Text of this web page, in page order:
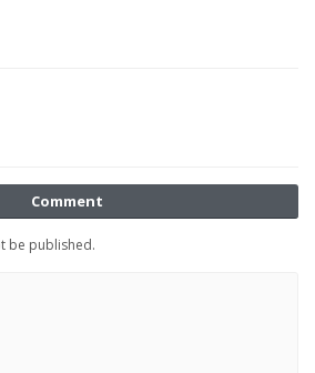
Comment
be published.